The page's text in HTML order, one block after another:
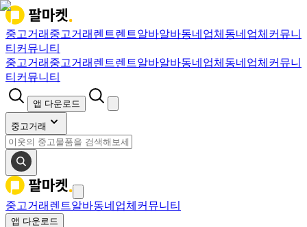
중고거래 중고거래 렌트렌트알바알바동네업체 동네업체 커뮤니
티 커뮤니티
중고거래 중고거래 렌트렌트알바알바동네업체 동네업체 커뮤니
티 커뮤니티
앱 다운로드
중고거래
중고거래 렌트알바동네업체 커뮤니티
앱 다운로드